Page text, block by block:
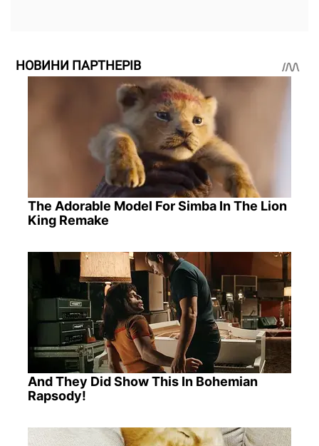
НОВИНИ ПАРТНЕРІВ
The Adorable Model For Simba In The Lion
King Remake
And They Did Show This In Bohemian
Rapsody!